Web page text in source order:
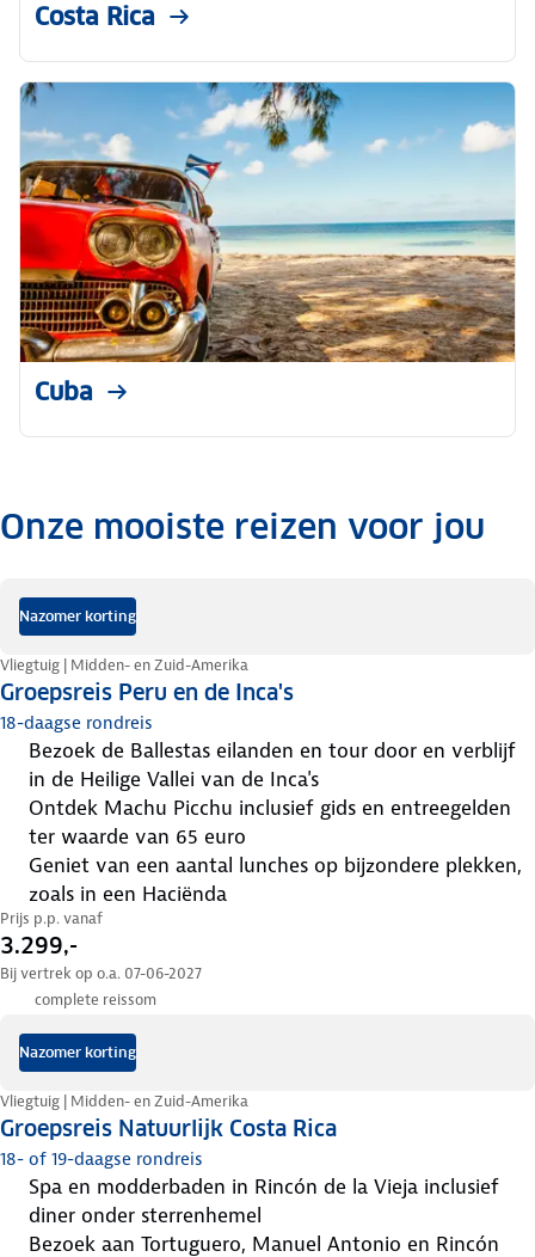
Costa Rica
Cuba
.Onze mooiste reizen voor jou
Nazomer korting
Groepsreis Peru en de Inca's
Vliegtuig | Midden- en Zuid-Amerika
18-daagse rondreis
Bezoek de Ballestas eilanden en tour door en verblijf
in de Heilige Vallei van de Inca's
Ontdek Machu Picchu inclusief gids en entreegelden
ter waarde van 65 euro
geniet van een aantal lunches op bijzondere plekken,
zoals in een Haciënda
Prijs p.p. vanaf
3.299,-
Bij vertrek op o.a. 07-06-2027
complete reissom
Nazomer korting
Groepsreis Natuurlijk Costa Rica
Vliegtuig | Midden- en Zuid-Amerika
18- of 19-daagse rondreis
spa en modderbaden in Rincón de la Vieja inclusief
diner onder sterrenhemel
bezoek aan Tortuguero, Manuel Antonio en Rincón